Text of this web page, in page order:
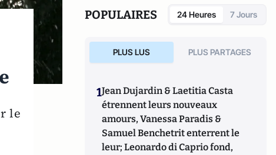
le
POPULAIRES 24 Heures 7 Jours
PLUS LUS PLUS PARTAGES
1Jean Dujardin & Laetitia Casta
étrennent leurs nouveaux
amours, Vanessa Paradis &
Samuel Benchetrit enterrent le
leur; Leonardo di Caprio fond,